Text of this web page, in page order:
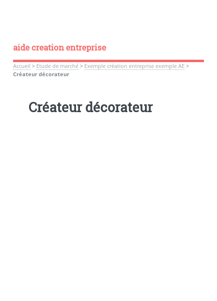
aide creation entreprise
Accueil > Etude de marché> Exemple création entreprise exemple AE>
Créateur décorateur
Créateur décorateur